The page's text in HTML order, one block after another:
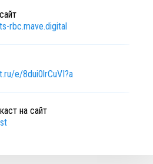
rbc.mave.digital
e/8dui0lrCuVI?a
на сайт